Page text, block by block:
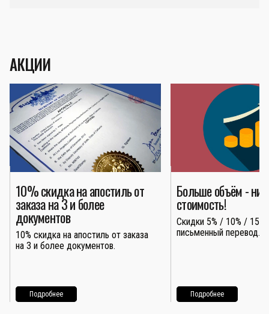
АКЦИИ
10% скидка на апостиль от
заказа на 3 и более
документов
10% скидка на апостиль от заказа
на 3 и более документов.
Подробнее
Больше объём -
стоимость!
Скидки 5% / 10% / 15%
письменный перевод.
Подробнее